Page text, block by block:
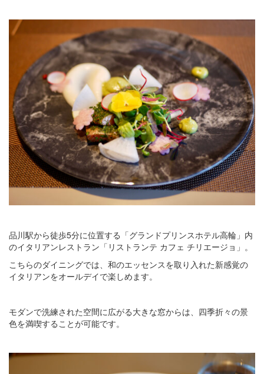
品川駅から徒歩5分に位置する「グランドプリンスホテル高輪」内
のイタリアンレストラン「リストランテ カフェ チリエージョ」。
こちらのダイニングでは、和のエッセンスを取り入れた新感覚の
イタリアンをオールデイで楽しめます。
モダンで洗練された空間に広がる大きな窓からは、四季折々の景
色を満喫することが可能です。